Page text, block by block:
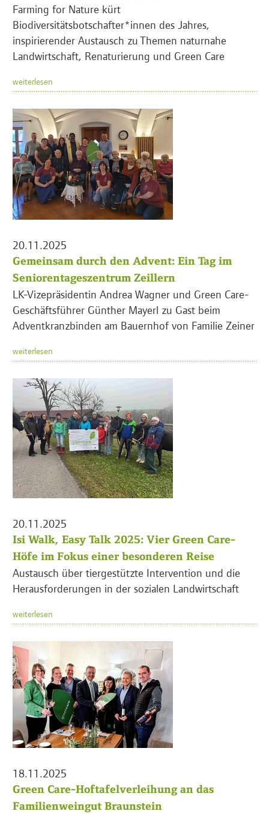
Farming for Nature kürt
Biodiversitätsbotschafter*innen des Jahres,
inspirierender Austausch zu Themen naturnahe
Landwirtschaft, Renaturierung und Green Care
weiterlesen
20.11.2025
Gemeinsam durch den Advent: Ein Tag im
Seniorentageszentrum Zeillern
LK-Vizepräsidentin Andrea Wagner und Green Care-
Geschäftsführer Günther Mayerl zu Gast beim
Adventkranzbinden am Bauernhof von Familie Zeiner
weiterlesen
20.11.2025
Isi Walk, Easy Talk 2025: Vier Green Care-
Höfe im Fokus einer besonderen Reise
Austausch über tiergestützte Intervention und die
Herausforderungen in der sozialen Landwirtschaft
weiterlesen
18.11.2025
Green Care-Hoftafelverleihung an das
Familienweingut Braunstein